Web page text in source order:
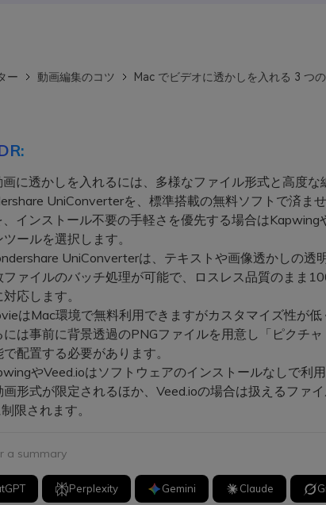
ー 動画編集のコツ Mac でビデオに透かしを入れる 3 つ
に透かしを入れるには、多様なファイル形式と高度な
UniConverterを、標準搭載の無料ソフトで済ま
インストール不要の手軽さを優先する場合はKapwing
ールを選択します。
UniConverterは、テキストや画像透かしの透
ファイルのバッチ処理が可能で、ロスレス品質のまま
応します。
はMac環境で無料利用できますがカスタマイズ性が低
には事前に背景透過のPNGファイルを用意し「ピクチ
配置する必要があります。
やVeed.ioはソフトウェアのインストールなしで利
画形式が限定されるほか、Veed.ioの場合は扱えるファ
限されます。
a summary
Perplexity Gemini Claude